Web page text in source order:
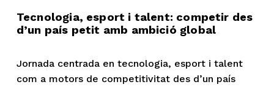
Tecnologia, esport i talent: competir des
d’un país petit amb ambició global
Jornada centrada en tecnologia, esport i talent
com a motors de competitivitat des d’un país